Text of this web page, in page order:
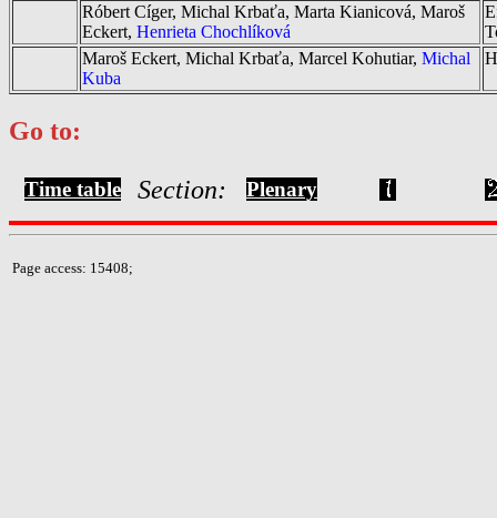
Róbert Cíger, Michal Krbaťa, Marta Kianicová, Maroš
Eckert, Henrieta Chochlíková
Maroš Eckert, Michal Krbaťa, Marcel Kohutiar, Michal
Kuba
Go to:
Time table Section: Plenary
Page access: 15408;